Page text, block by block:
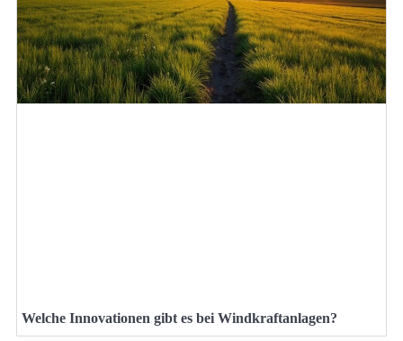
Welche Innovationen gibt es bei Windkraftanlagen?